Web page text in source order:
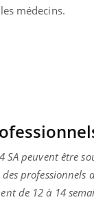
médecins.
SA peuvent
professionnels
de 12 à 14